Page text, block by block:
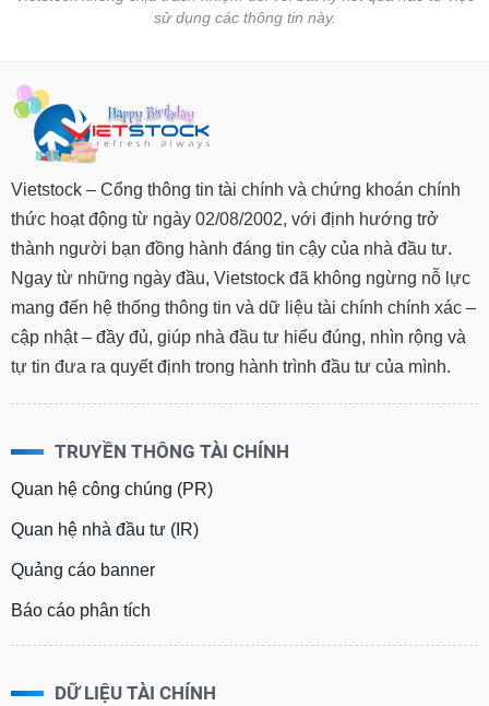
sử dụng các thông tin này.
Vietstock – Cổng thông tin tài chính và chứng khoán chính
thức hoạt động từ ngày 02/08/2002, với định hướng trở
thành người bạn đồng hành đáng tin cậy của nhà đầu tư.
Ngay từ những ngày đầu, Vietstock đã không ngừng nỗ lực
mang đến hệ thống thông tin và dữ liệu tài chính chính xác –
cập nhật – đầy đủ, giúp nhà đầu tư hiểu đúng, nhìn rộng và
tự tin đưa ra quyết định trong hành trình đầu tư của mình.
TRUYỀN THÔNG TÀI CHÍNH
Quan hệ công chúng (PR)
Quan hệ nhà đầu tư (IR)
Quảng cáo banner
Báo cáo phân tích
DỮ LIỆU TÀI CHÍNH